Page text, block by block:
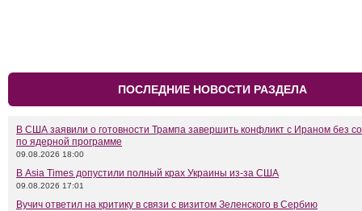
ПОСЛЕДНИЕ НОВОСТИ РАЗДЕЛА
В США заявили о готовности Трампа завершить конфликт с Ираном без
по ядерной программе
09.08.2026 18:00
В Asia Times допустили полный крах Украины из-за США
09.08.2026 17:01
Вучич ответил на критику в связи с визитом Зеленского в Сербию